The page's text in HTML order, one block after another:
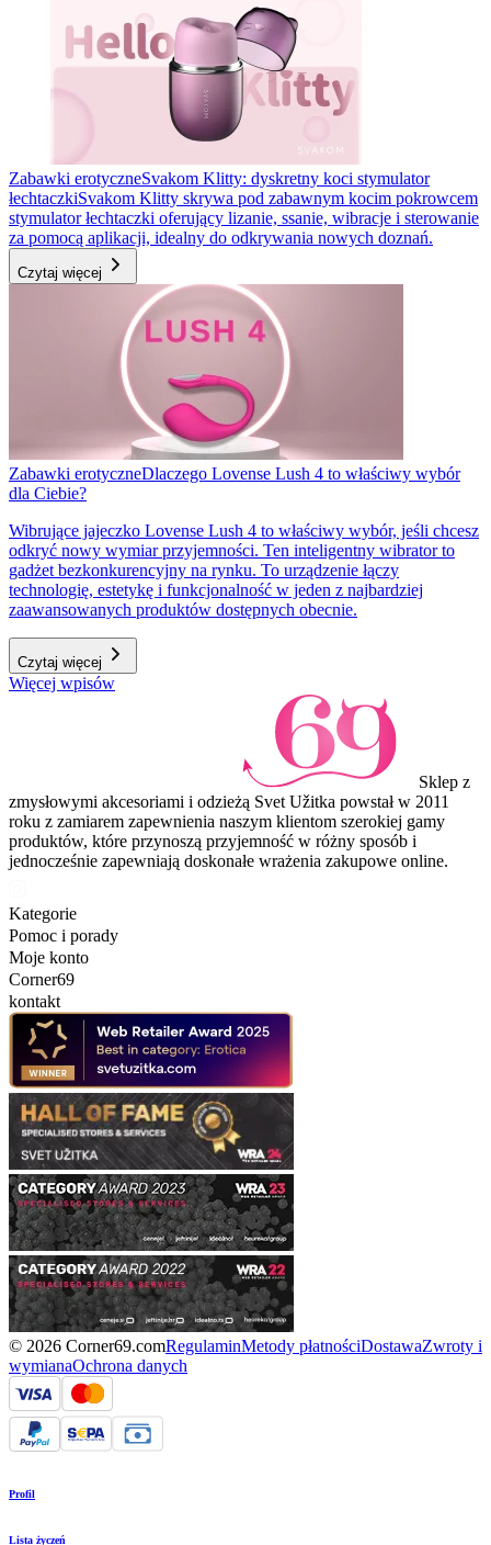
Zabawki erotyczneSvakom Klitty: dyskretny koci stymulator
łechtaczkiSvakom Klitty skrywa pod zabawnym kocim pokrowcem
stymulator łechtaczki oferujący lizanie, ssanie, wibracje i sterowanie
za pomocą aplikacji, idealny do odkrywania nowych doznań.
Czytaj więcej
Zabawki erotyczneDlaczego Lovense Lush 4 to właściwy wybór
dla Ciebie?
Wibrujące jajeczko Lovense Lush 4 to właściwy wybór, jeśli chcesz
odkryć nowy wymiar przyjemności. Ten inteligentny wibrator to
gadżet bezkonkurencyjny na rynku. To urządzenie łączy
technologię, estetykę i funkcjonalność w jeden z najbardziej
zaawansowanych produktów dostępnych obecnie.
Czytaj więcej
Więcej wpisów
Sklep z
zmysłowymi akcesoriami i odzieżą Svet Užitka powstał w 2011
roku z zamiarem zapewnienia naszym klientom szerokiej gamy
produktów, które przynoszą przyjemność w różny sposób i
jednocześnie zapewniają doskonałe wrażenia zakupowe online.
Kategorie
Pomoc i porady
Moje konto
Corner69
kontakt
© 2026 Corner69.comRegulaminMetody płatnościDostawaZwroty i
wymianaOchrona danych
Profil
Lista życzeń